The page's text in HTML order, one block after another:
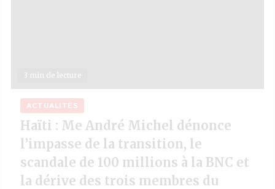
3 min de lecture
ACTUALITÉS
Haïti : Me André Michel dénonce
l’impasse de la transition, le
scandale de 100 millions à la BNC et
la dérive des trois membres du